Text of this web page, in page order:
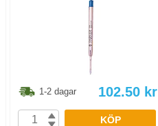
1-2 dagar 102.50 kr
KÖP